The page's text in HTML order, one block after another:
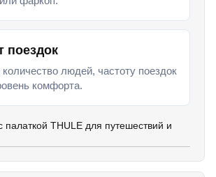
поездок
людей, частоту поездок
комфорта.